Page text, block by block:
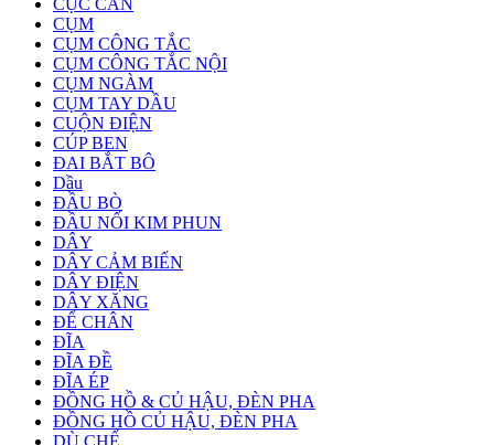
CỤM
CỤM CÔNG TẮC
CỤM CÔNG TẮC NỘI
CỤM NGÀM
CỤM TAY DẦU
CUỘN ĐIỆN
CÚP BEN
ĐAI BẮT BÔ
Dầu
ĐẦU BÒ
ĐẦU NỐI KIM PHUN
DÂY
DÂY CẢM BIẾN
DÂY ĐIỆN
DÂY XĂNG
ĐỂ CHÂN
ĐĨA
ĐĨA ĐỀ
ĐĨA ÉP
ĐỒNG HỒ & CỦ HẬU, ĐÈN PHA
ĐỒNG HỒ CỦ HẬU, ĐÈN PHA
DÙ CHẾ